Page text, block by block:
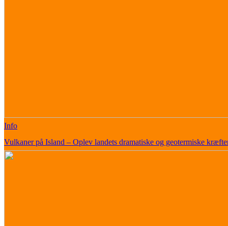
Info
Vulkaner på Island – Oplev landets dramatiske og geotermiske